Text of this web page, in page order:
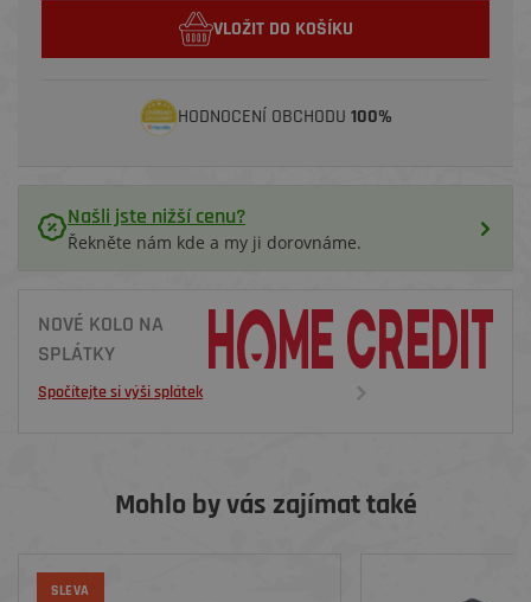
VLOŽIT DO KOŠÍKU
HODNOCENÍ OBCHODU 100%
Našli jste nižší cenu?
Řekněte nám kde a my ji dorovnáme.
NOVÉ KOLO NA
SPLÁTKY
Spočítejte si výši splátek
Mohlo by vás zajímat také
SLEVA